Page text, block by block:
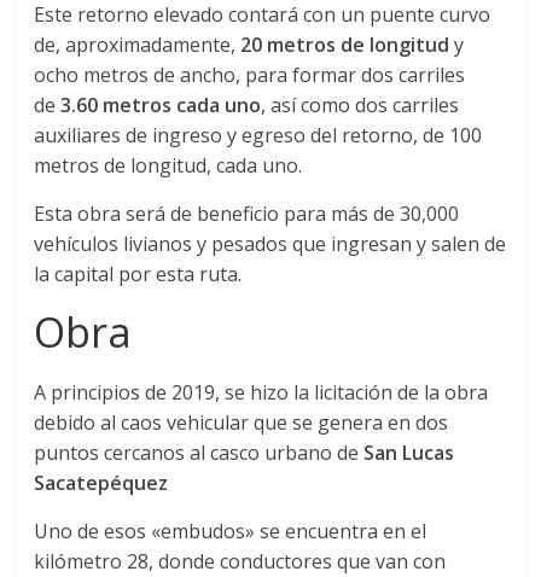
p
o
s
y
M
a
q
u
Este retorno elevado contará con un puente curvo
de, aproximadamente, 20 metros de longitud y
ocho metros de ancho, para formar dos carriles
de 3.60 metros cada uno, así como dos carriles
auxiliares de ingreso y egreso del retorno, de 100
metros de longitud, cada uno.
Esta obra será de beneficio para más de 30,000
vehículos livianos y pesados que ingresan y salen de
la capital por esta ruta.
Obra
A principios de 2019, se hizo la licitación de la obra
debido al caos vehicular que se genera en dos
puntos cercanos al casco urbano de San Lucas
Sacatepéquez
Uno de esos «embudos» se encuentra en el
kilómetro 28, donde conductores que van con